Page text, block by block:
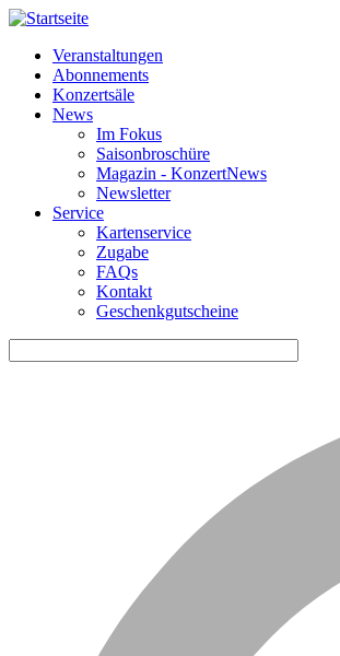
Horizontale
Navigation
Veranstaltungen
Abonnements
Konzertsäle
News
Im Fokus
Saisonbroschüre
Magazin - KonzertNews
Newsletter
Service
Kartenservice
Zugabe
FAQs
Kontakt
Geschenkgutscheine